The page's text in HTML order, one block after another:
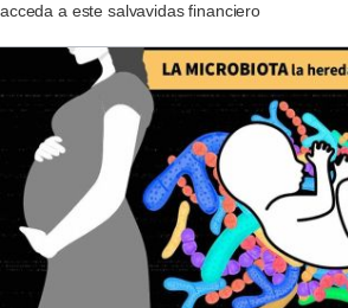
acceda a este salvavidas financiero